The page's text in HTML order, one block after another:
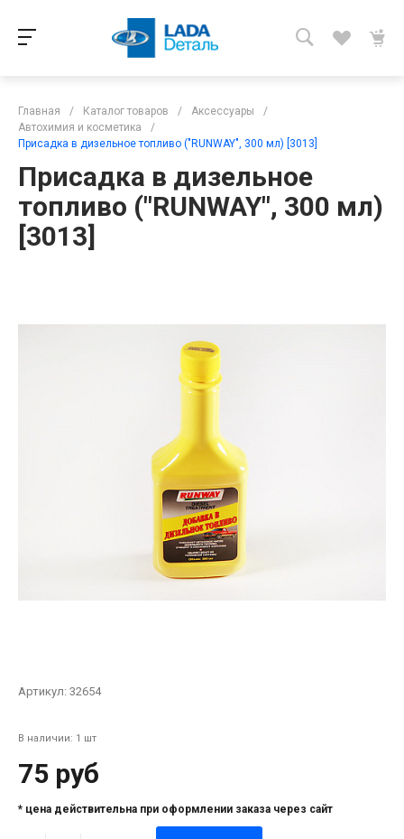
Главная / Каталог товаров / Аксессуары
/
Автохимия и косметика
/
Присадка в дизельное топливо ("RUNWAY", 300 мл) [3013]
Присадка в дизельное
топливо ("RUNWAY", 300 мл)
[3013]
Артикул: 32654
В наличии: 1 шт
75 руб
* цена действительна при оформлении заказа через сайт